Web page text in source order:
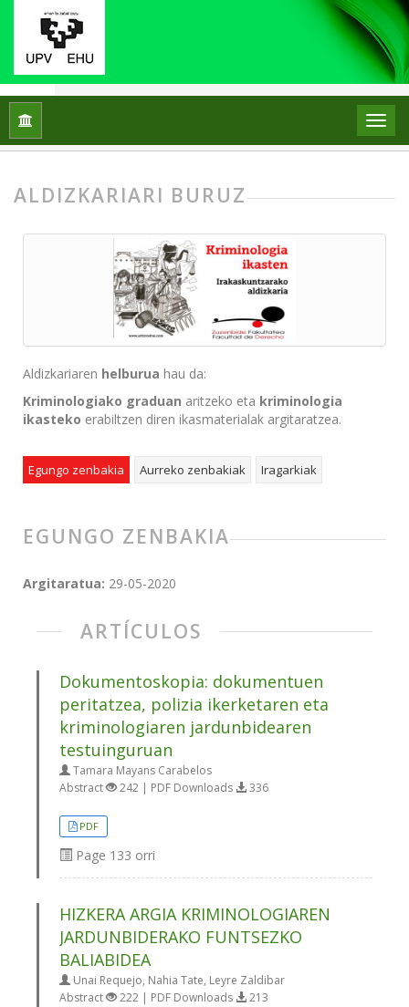
Hasiera Kriminologia ikasten. Irakaskuntzarako aldizkaria
ALDIZKARIARI BURUZ
Aldizkariaren helburua hau da:
Kriminologiako graduan aritzeko eta kriminologia
ikasteko erabiltzen diren ikasmaterialak argitaratzea.
Egungo zenbakia Aurreko zenbakiak Iragarkiak
EGUNGO ZENBAKIA
Argitaratua: 29-05-2020
ARTÍCULOS
Dokumentoskopia: dokumentuen
peritatzea, polizia ikerketaren eta
kriminologiaren jardunbidearen
testuinguruan
Tamara Mayans Carabelos
Abstract
242 | PDF Downloads 336
PDF
Page 133 orri
HIZKERA ARGIA KRIMINOLOGIAREN
JARDUNBIDERAKO FUNTSEZKO
BALIABIDEA
Unai Requejo, Nahia Tate, Leyre Zaldibar
Abstract
222 | PDF Downloads 213